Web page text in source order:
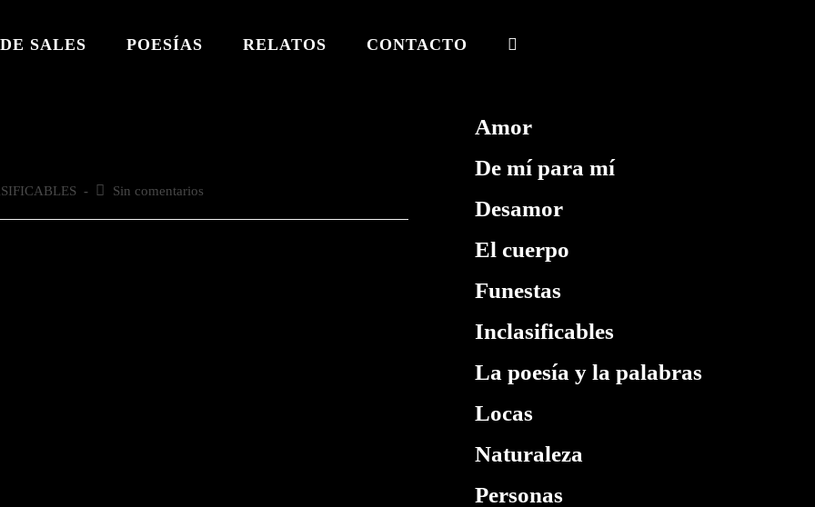
SALES POESÍAS RELATOS CONTACTO
WEB
Comentarios
Sin comentarios
Amor
De mí para mí
Desamor
El cuerpo
Funestas
Inclasificables
La poesía y la palabras
Locas
Naturaleza
Personas